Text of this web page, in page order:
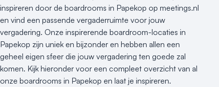
Heisessie
Hotel
Hybride events
Industriële locatie
Kasteel en landgoed
Kleine / intieme locatie
inspireren door de boardrooms in Papekop op meetings.nl
en vind een passende vergaderruimte voor jouw
vergadering. Onze inspirerende boardroom-locaties in
Papekop zijn uniek en bijzonder en hebben allen een
geheel eigen sfeer die jouw vergadering ten goede zal
komen. Kijk hieronder voor een compleet overzicht van al
onze boardrooms in Papekop en laat je inspireren.